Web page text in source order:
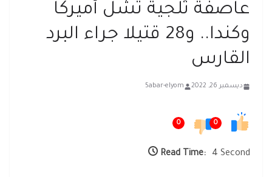
عاصفة ثلجية تشل أميركا
وكندا.. و28 قتيلا جراء البرد
القارس
ديسمبر 26, 2022 5abar-elyom
0
0
Read Time: 4 Second